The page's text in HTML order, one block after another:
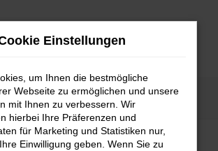
Wir kaufen Ihr Auto
Einstellungen
um Ihnen die bestmögliche
Webseite zu ermöglichen und unsere
mit Ihnen zu verbessern. Wir
hierbei Ihre Präferenzen und
für Marketing und Statistiken nur,
Einwilligung geben. Wenn Sie zu